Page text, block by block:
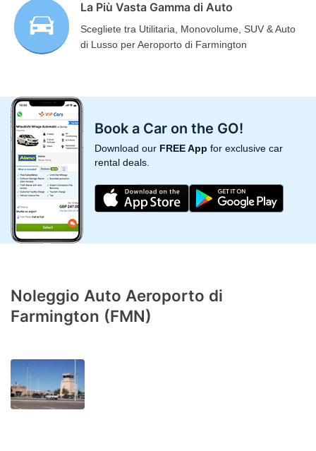
La Più Vasta Gamma di Auto
Scegliete tra Utilitaria, Monovolume, SUV & Auto
di Lusso per Aeroporto di Farmington
Book a Car on the GO!
Download our FREE App for exclusive car
rental deals.
Noleggio Auto Aeroporto di
Farmington (FMN)